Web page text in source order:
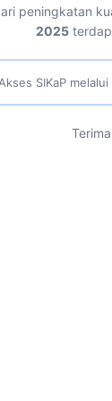
peningkatan
2025
Akses SIKaP melalui